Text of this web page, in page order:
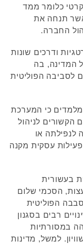
כלומר ממד
אשר תנחה את
החברה.
ודרכים שונות
המדינה, בה
לסביבה הפוליטית
כי המערכת
הקשורים לניהול
לנפילתה או
עסקית מקנה
בעשורית
הסכמי שלום
הפוליטית
רבים בסגנון
במסורתיות
למשל, מדינות